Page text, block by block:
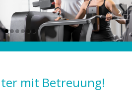
mit Betreuung!